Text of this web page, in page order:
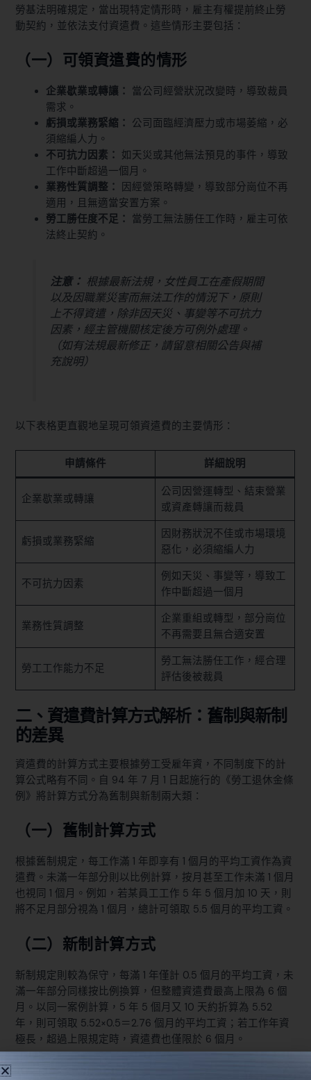
勞基法明確規定，當出現特定情形時，雇主有權提前終止勞
動契約，並依法支付資遣費。這些情形主要包括：
（一）可領資遣費的情形
企業歇業或轉讓： 當公司經營狀況改變時，導致裁員
需求。
虧損或業務緊縮： 公司面臨經濟壓力或市場萎縮，必
須縮編人力。
不可抗力因素： 如天災或其他無法預見的事件，導致
工作中斷超過一個月。
業務性質調整：
因經營策略轉變，導致部分崗位不再
適用，且無適當安置方案。
勞工勝任度不足： 當勞工無法勝任工作時，雇主可依
法終止契約。
注意： 根據最新法規，女性員工在產假期間
以及因職業災害而無法工作的情況下，原則
上不得資遣，除非因天災、事變等不可抗力
因素，經主管機關核定後方可例外處理。
（如有法規最新修正，請留意相關公告與補
充說明）
以下表格更直觀地呈現可領資遣費的主要情形：
申請條件 詳細說明
企業歇業或轉讓
公司因營運轉型、結束營業
或資產轉讓而裁員
虧損或業務緊縮
因財務狀況不佳或市場環境
惡化，必須縮編人力
不可抗力因素
例如天災、事變等，導致工
作中斷超過一個月
業務性質調整
企業重組或轉型，部分崗位
不再需要且無合適安置
勞工工作能力不足
勞工無法勝任工作，經合理
評估後被裁員
二、資遣費計算方式解析：舊制與新制
的差異
資遣費的計算方式主要根據勞工受雇年資，不同制度下的計
算公式略有不同。自 94 年 7 月 1 日起施行的《勞工退休金條
例》將計算方式分為舊制與新制兩大類：
（一）舊制計算方式
根據舊制規定，每工作滿 1 年即享有 1 個月的平均工資作為資
遣費。未滿一年部分則以比例計算，按月甚至工作未滿 1 個月
也視同 1 個月。例如，若某員工工作 5 年 5 個月加 10 天，則
將不足月部分視為 1 個月，總計可領取 5.5 個月的平均工資。
（二）新制計算方式
新制規定則較為保守，每滿 1 年僅計 0.5 個月的平均工資，未
滿一年部分同樣按比例換算，但整體資遣費最高上限為 6 個
月。以同一案例計算，5 年 5 個月又 10 天約折算為 5.52
年，則可領取 5.52×0.5＝2.76 個月的平均工資；若工作年資
極長，超過上限規定時，資遣費也僅限於 6 個月。